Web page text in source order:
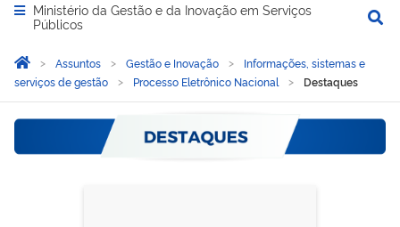
Abrir menu principal de navegação
Ministério da Gestão e da Inovação em Serviços
Públicos
Você está aqui:
Página Inicial
Assuntos Gestão e Inovação
Informações, sistemas e
serviços de gestão
Processo Eletrônico Nacional Destaques
Destaques